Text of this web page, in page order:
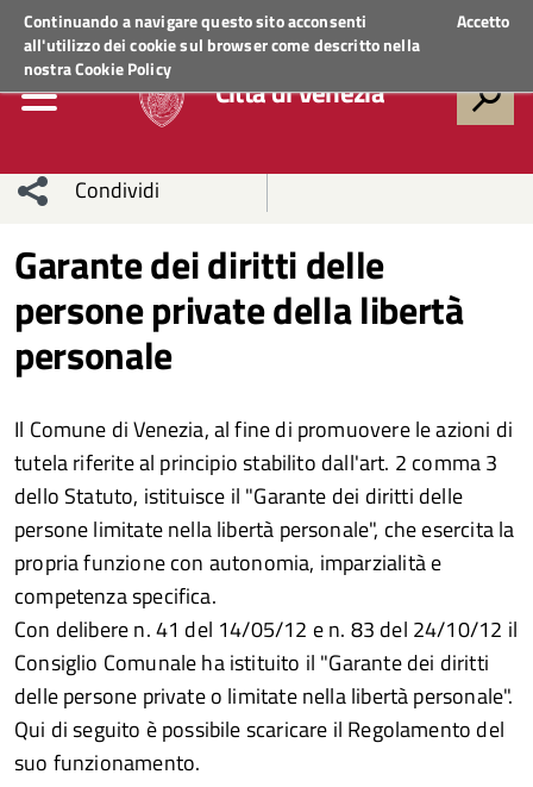
Continuando a navigare questo sito acconsenti
all'utilizzo dei cookie sul browser come descritto nella
nostraCookie Policy
Accetto
Regione VenetoACCEDI AI SERVIZI
Città di Venezia
Condividi
sui social
network
Condividi
Condividi
su
Condividi
Twitter
su
Facebook
Condividi
su
Whatsapp
Garante dei diritti delle
persone private della libertà
personale
Il Comune di Venezia, al fine di promuovere le azioni di
tutela riferite al principio stabilito dall'art. 2 comma 3
dello Statuto, istituisce il "Garante dei diritti delle
persone limitate nella libertà personale", che esercita la
propria funzione con autonomia, imparzialità e
competenza specifica.
Con delibere n. 41 del 14/05/12 e n. 83 del 24/10/12 il
Consiglio Comunale ha istituito il "Garante dei diritti
delle persone private o limitate nella libertà personale".
Qui di seguito è possibile scaricare il Regolamento del
suo funzionamento.